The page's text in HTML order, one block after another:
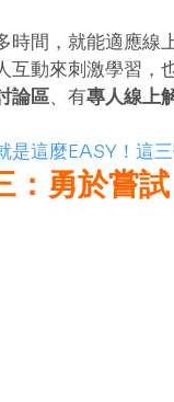
間，就能適應線
動來刺激學習，
論區、有專人線上
這麼EASY！這
：勇於嘗